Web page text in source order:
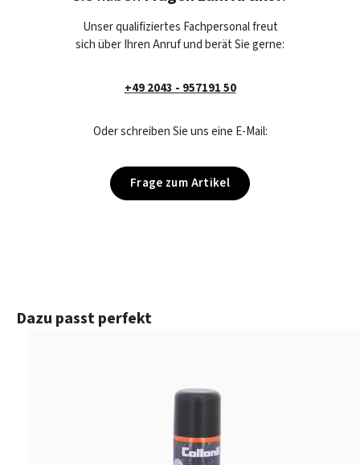
Unser qualifiziertes Fachpersonal freut
sich über Ihren Anruf und berät Sie gerne:
+49 2043 - 957191 50
Oder schreiben Sie uns eine E-Mail:
Frage zum Artikel
Produktgalerie überspringen
Dazu passt perfekt